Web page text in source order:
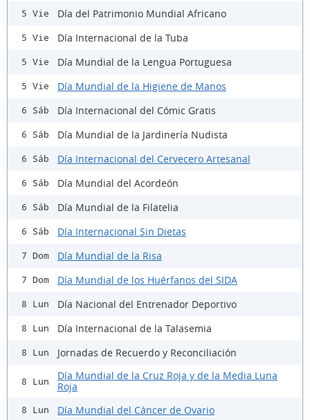
5 Vie Día del Patrimonio Mundial Africano
5 Vie Día Internacional de la Tuba
5 Vie Día Mundial de la Lengua Portuguesa
5 Vie Día Mundial de la Higiene de Manos
6 Sáb Día Internacional del Cómic Gratis
6 Sáb Día Mundial de la Jardinería Nudista
6 Sáb Día Internacional del Cervecero Artesanal
6 Sáb Día Mundial del Acordeón
6 Sáb Día Mundial de la Filatelia
6 Sáb Día Internacional Sin Dietas
7 Dom Día Mundial de la Risa
7 Dom Día Mundial de los Huérfanos del SIDA
8 Lun Día Nacional del Entrenador Deportivo
8 Lun Día Internacional de la Talasemia
8 Lun Jornadas de Recuerdo y Reconciliación
8 Lun
Día Mundial de la Cruz Roja y de la Media Luna
Roja
8 Lun Día Mundial del Cáncer de Ovario